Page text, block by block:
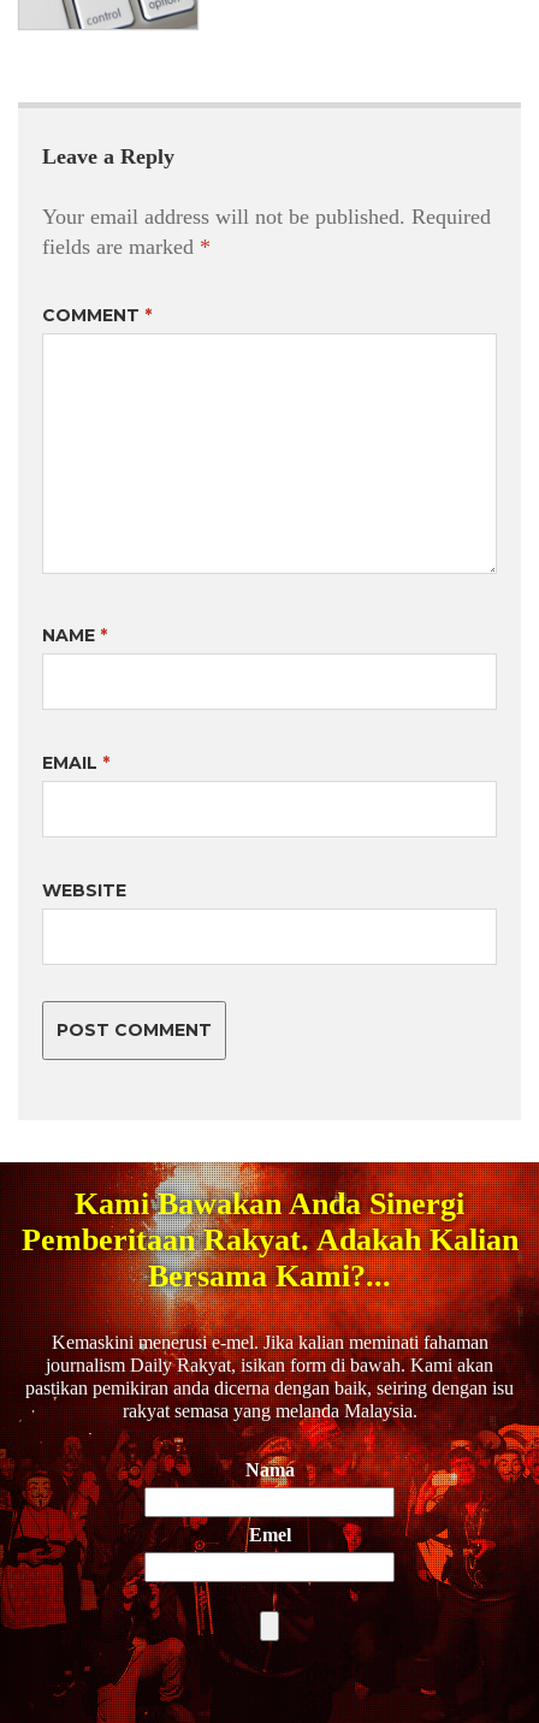
Leave a Reply
Your email address will not be published. Required
fields are marked *
COMMENT *
NAME *
EMAIL *
WEBSITE
Kami Bawakan Anda Sinergi
Pemberitaan Rakyat. Adakah Kalian
Bersama Kami?...
Kemaskini menerusi e-mel. Jika kalian meminati fahaman
journalism Daily Rakyat, isikan form di bawah. Kami akan
pastikan pemikiran anda dicerna dengan baik, seiring dengan isu
rakyat semasa yang melanda Malaysia.
Nama
Emel